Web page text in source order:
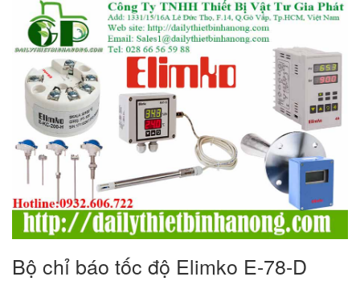
Bộ chỉ báo tốc độ Elimko E-78-D